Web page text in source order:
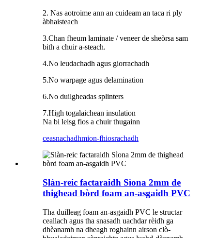
2. Nas aotroime ann an cuideam an taca ri ply
àbhaisteach
3.Chan fheum laminate / veneer de sheòrsa sam
bith a chuir a-steach.
4.No leudachadh agus giorrachadh
5.No warpage agus delamination
6.No duilgheadas splinters
7.High togalaichean insulation
Na bi leisg fios a chuir thugainn
ceasnachadhmion-fhiosrachadh
Slàn-reic factaraidh Sìona 2mm de
thighead bòrd foam an-asgaidh PVC
Tha duilleag foam an-asgaidh PVC le structar
ceallach agus tha snasadh uachdar rèidh ga
dhèanamh na dheagh roghainn airson clò-